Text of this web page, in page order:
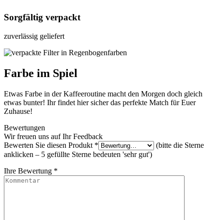
Sorgfältig verpackt
zuverlässig geliefert
Farbe im Spiel
Etwas Farbe in der Kaffeeroutine macht den Morgen doch gleich
etwas bunter! Ihr findet hier sicher das perfekte Match für Euer
Zuhause!
Bewertungen
Wir freuen uns auf Ihr Feedback
Bewerten Sie diesen Produkt *
(bitte die Sterne
anklicken – 5 gefüllte Sterne bedeuten 'sehr gut')
Ihre Bewertung *